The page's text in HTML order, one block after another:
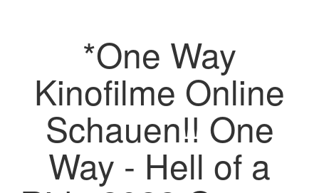
*One Way
Kinofilme Online
Schauen!! One
Way - Hell of a